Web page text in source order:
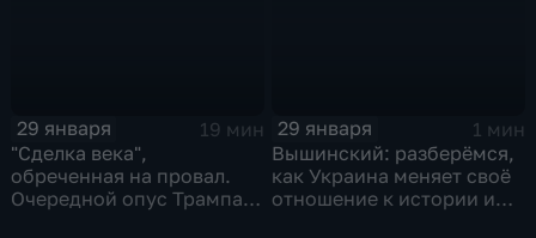
29 января
19 мин
"Сделка века",
обреченная на провал.
Очередной опус Трампа.
29 января
1 мин
Вышинский: разберёмся,
как Украина меняет своё
отношение к истории и